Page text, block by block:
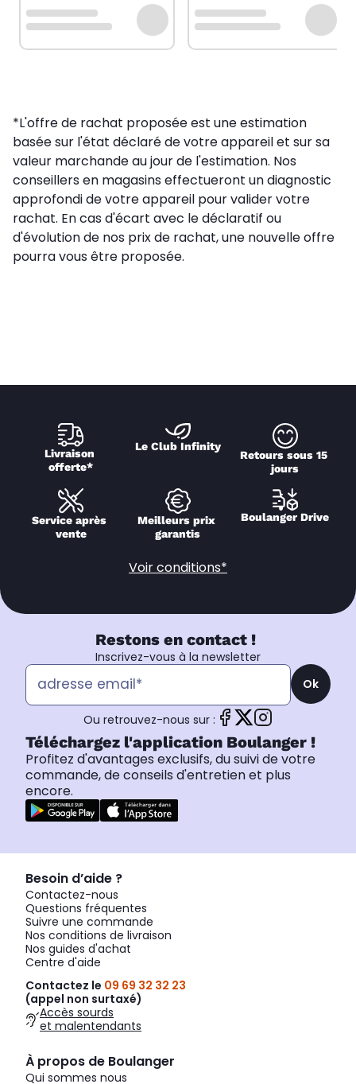
*L'offre de rachat proposée est une estimation
basée sur l'état déclaré de votre appareil et sur sa
valeur marchande au jour de l'estimation. Nos
conseillers en magasins effectueront un diagnostic
approfondi de votre appareil pour valider votre
rachat. En cas d'écart avec le déclaratif ou
d'évolution de nos prix de rachat, une nouvelle offre
pourra vous être proposée.
Livraison
offerte*
Le Club Infinity
Retours sous 15
jours
Service après
vente
Meilleurs prix
garantis
Boulanger Drive
Voir conditions*
Restons en contact !
Inscrivez-vous à la newsletter
Ok
Ou retrouvez-nous sur :
Téléchargez l'application Boulanger !
Profitez d'avantages exclusifs, du suivi de votre
commande, de conseils d'entretien et plus
encore.
Besoin d’aide ?
Contactez-nous
Questions fréquentes
Suivre une commande
Nos conditions de livraison
Nos guides d'achat
Centre d'aide
Contactez le 09 69 32 32 23
(appel non surtaxé)
Accès sourds
et malentendants
À propos de Boulanger
Qui sommes nous